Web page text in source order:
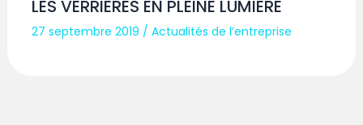
LES VERRIÈRES EN PLEINE LUMIÈRE
27 septembre 2019 /Actualités de l’entreprise